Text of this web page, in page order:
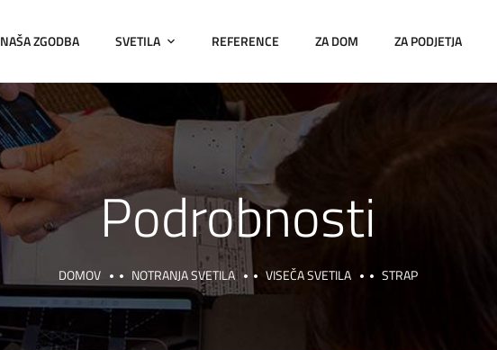
NAŠA ZGODBA SVETILA REFERENCE ZA DOM ZA PODJETJA
Podrobnosti
DOMOV NOTRANJA SVETILA VISEČA SVETILA STRAP